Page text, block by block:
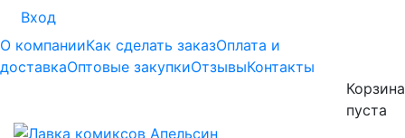
Вход
О компанииКак сделать заказОплата и
доставкаОптовые закупкиОтзывыКонтакты
Корзина
пуста